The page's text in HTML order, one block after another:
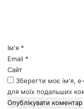
*
Ім'я *
Email *
Сайт
Зберегти моє ім'я,
для моїх подальших